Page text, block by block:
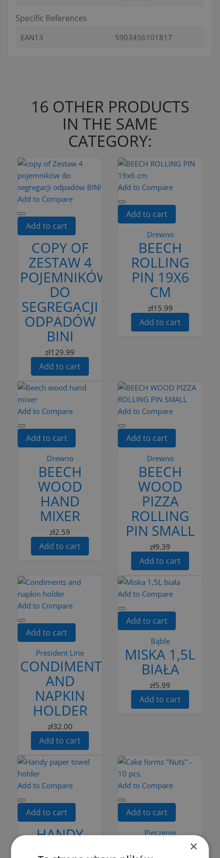
Specific References
EAN13 5903456101817
16 OTHER PRODUCTS
IN THE SAME
CATEGORY:
Add to Compare
Add to cart
COPY OF
ZESTAW 4
POJEMNIKÓW
DO
SEGREGACJI
ODPADÓW
BINI
zł129.99
Add to cart
Add to Compare
Add to cart
Drewno
BEECH
ROLLING
PIN 19X6
CM
zł15.99
Add to cart
Add to Compare
Add to cart
Drewno
BEECH
WOOD
HAND
MIXER
zł2.59
Add to cart
Add to Compare
Add to cart
Drewno
BEECH
WOOD
PIZZA
ROLLING
PIN SMALL
zł9.39
Add to cart
Add to Compare
Add to cart
President Line
CONDIMENTS
AND
NAPKIN
HOLDER
zł32.00
Add to cart
Add to Compare
Add to cart
Bąble
MISKA 1,5L
BIAŁA
zł5.99
Add to cart
Add to Compare
Add to cart
HANDY
Add to Compare
Add to cart
Pieczenie
×